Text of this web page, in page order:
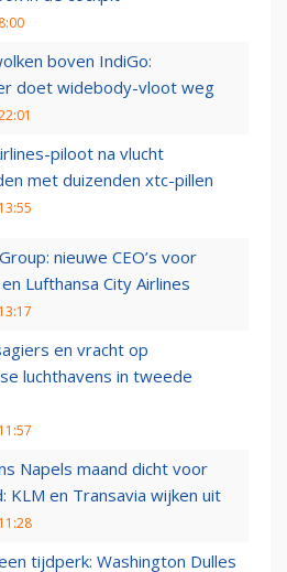
boven IndiGo:
doet widebody-vloot weg
piloot na vlucht
met duizenden xtc-pillen
nieuwe CEO’s voor
Lufthansa City Airlines
en vracht op
luchthavens in tweede
Napels maand dicht voor
KLM en Transavia wijken uit
tijdperk: Washington Dulles